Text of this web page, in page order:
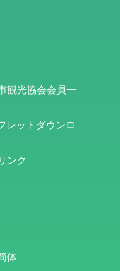
観光協会会員一
レットダウンロ
ンク
体